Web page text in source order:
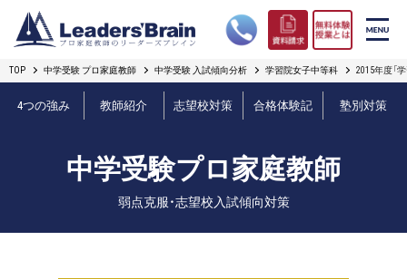
リーダーズブレインの強み
プロ教師紹介
TOP 中学受験 プロ家庭教師 中学受験 入試傾向分析 学習院女子中等科 2015年度「
4つの強み 教師紹介 志望校対策 合格体験記 塾別対策
中学受験プロ家庭教師
弱点克服・志望校入試傾向対策